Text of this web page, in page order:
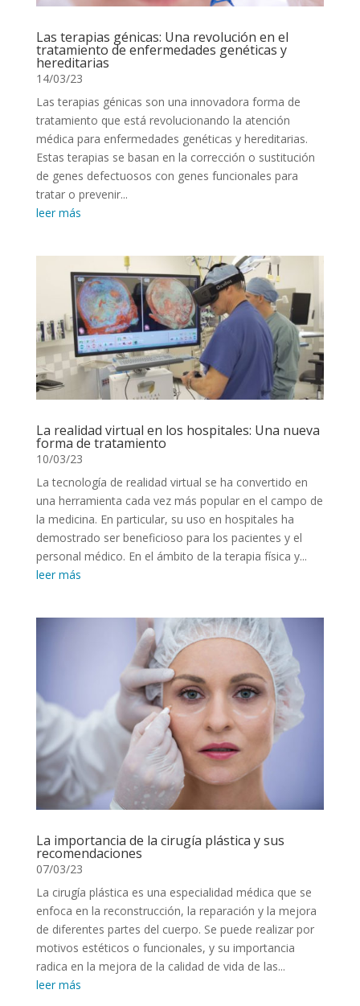
Las terapias génicas: Una revolución en el
tratamiento de enfermedades genéticas y
hereditarias
14/03/23
Las terapias génicas son una innovadora forma de
tratamiento que está revolucionando la atención
médica para enfermedades genéticas y hereditarias.
Estas terapias se basan en la corrección o sustitución
de genes defectuosos con genes funcionales para
tratar o prevenir...
leer más
La realidad virtual en los hospitales: Una nueva
forma de tratamiento
10/03/23
La tecnología de realidad virtual se ha convertido en
una herramienta cada vez más popular en el campo de
la medicina. En particular, su uso en hospitales ha
demostrado ser beneficioso para los pacientes y el
personal médico. En el ámbito de la terapia física y...
leer más
La importancia de la cirugía plástica y sus
recomendaciones
07/03/23
La cirugía plástica es una especialidad médica que se
enfoca en la reconstrucción, la reparación y la mejora
de diferentes partes del cuerpo. Se puede realizar por
motivos estéticos o funcionales, y su importancia
radica en la mejora de la calidad de vida de las...
leer más